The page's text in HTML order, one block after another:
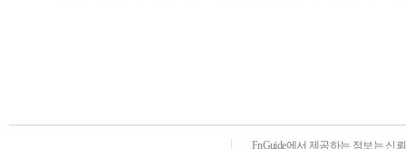
FnGuide에서 제공하는 정보는 신